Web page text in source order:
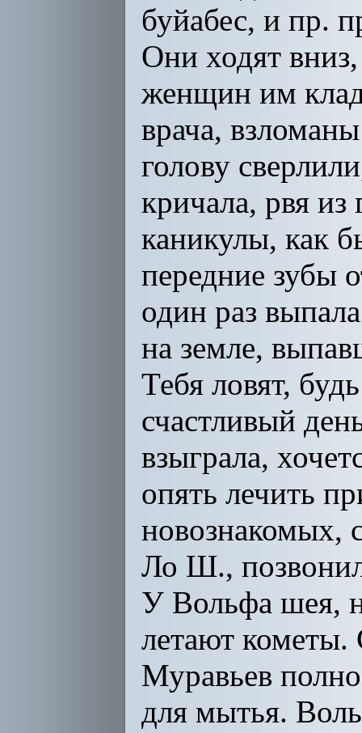
буйабес, и пр.
Они ходят вниз,
женщин им
врача,
голову
кричала, рвя
каникулы, как
передние зубы
один раз
на земле,
Тебя ловят,
счастливый
взыграла,
опять лечить
новознакомых,
Ло Ш.,
У Вольфа шея,
летают кометы.
Муравьев
для мытья.